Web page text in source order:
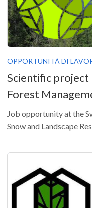
Pagina Principale
Editoriali
Pillole di Scienze
Infografiche
PDF
SISEF Notebook
SISEF Eventi
SISEF@Facebook
OPPORTUNITÀ DI
Scientific project
Forest
Job opportunity at the
Snow and Landscape